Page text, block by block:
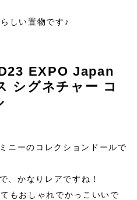
しい置物です♪
EXPO Japan
シグネチャー コ
ニーのコレクションドールで
、かなりレアですね！
もおしゃれでかっこいいで